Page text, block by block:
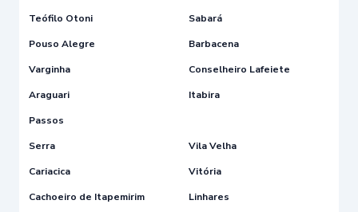
Teófilo Otoni
Sabará
Pouso Alegre
Barbacena
Varginha
Conselheiro Lafeiete
Araguari
Itabira
Passos
Serra
Vila Velha
Cariacica
Vitória
Cachoeiro de Itapemirim
Linhares